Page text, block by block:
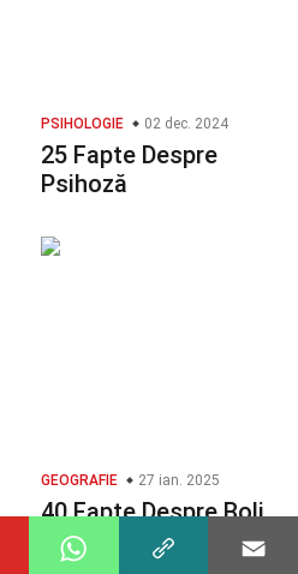
PSIHOLOGIE 02 dec. 2024
25 Fapte Despre
Psihoză
GEOGRAFIE 27 ian. 2025
40 Fapte Despre Boli
Infecțioase